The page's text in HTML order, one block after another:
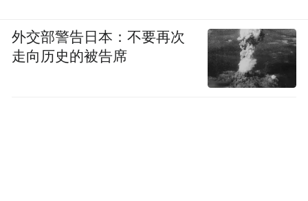
外交部警告日本：不要再次
走向历史的被告席